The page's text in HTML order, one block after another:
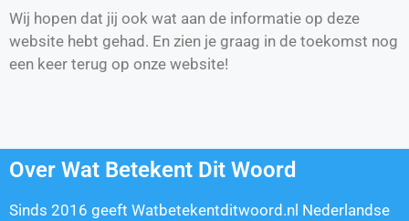
Wij hopen dat jij ook wat aan de informatie op deze
website hebt gehad. En zien je graag in de toekomst nog
een keer terug op onze website!
Over Wat Betekent Dit Woord
Sinds 2016 geeft Watbetekentditwoord.nl Nederlandse